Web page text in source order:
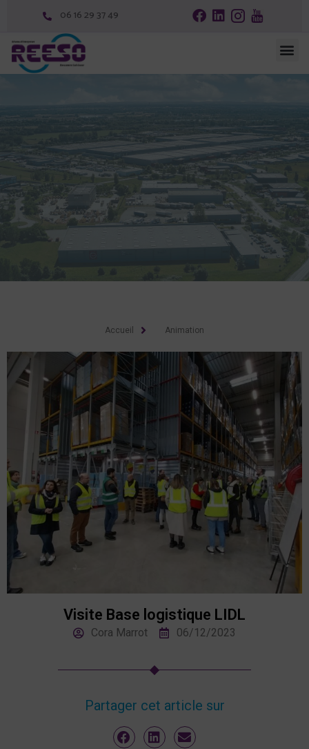
06 16 29 37 49
Accueil Animation
Visite Base logistique LIDL
Cora Marrot 06/12/2023
Partager cet article sur